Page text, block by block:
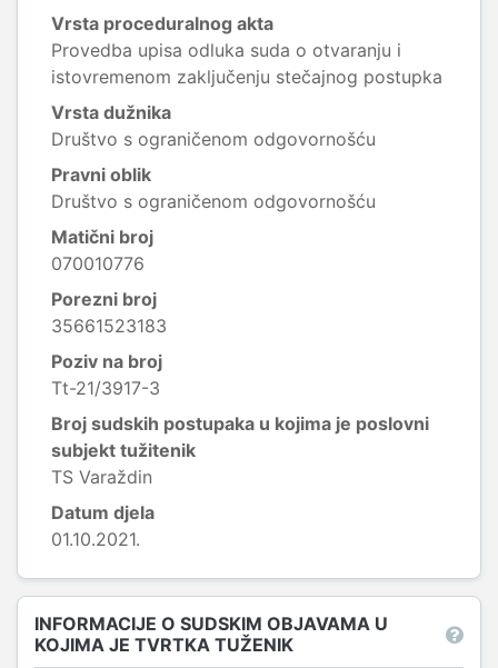
Vrsta proceduralnog akta
Provedba upisa odluka suda o otvaranju i
istovremenom zaključenju stečajnog postupka
Vrsta dužnika
Društvo s ograničenom odgovornošću
Pravni oblik
Društvo s ograničenom odgovornošću
Matični broj
070010776
Porezni broj
35661523183
Poziv na broj
Tt-21/3917-3
Broj sudskih postupaka u kojima je poslovni
subjekt tužitenik
TS Varaždin
Datum djela
01.10.2021.
INFORMACIJE O SUDSKIM OBJAVAMA U
KOJIMA JE TVRTKA TUŽENIK